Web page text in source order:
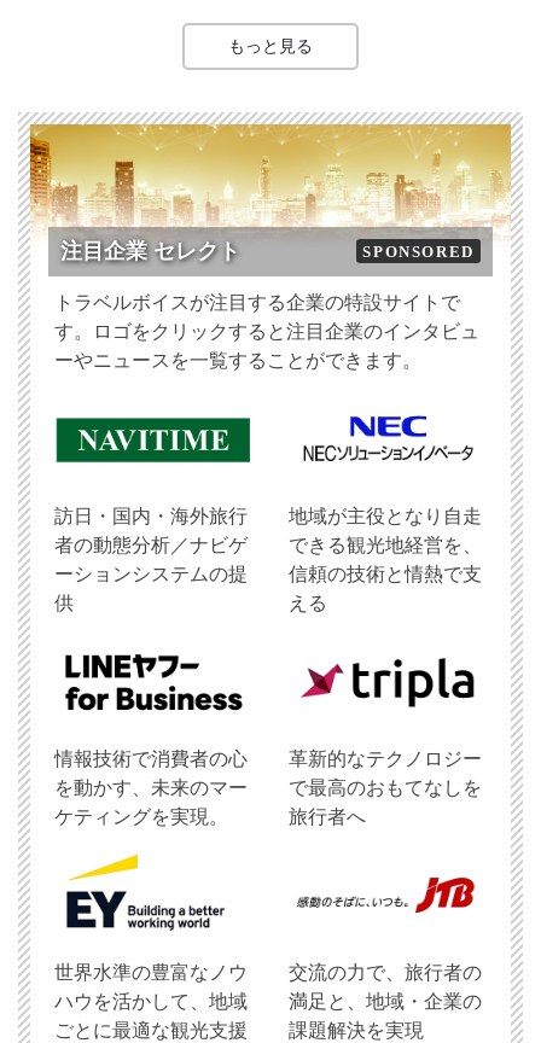
もっと見る
注目企業 セレクト SPONSORED
トラベルボイスが注目する企業の特設サイトで
す。ロゴをクリックすると注目企業のインタビュ
ーやニュースを一覧することができます。
訪日・国内・海外旅行
者の動態分析／ナビゲ
ーションシステムの提
供
地域が主役となり自走
できる観光地経営を、
信頼の技術と情熱で支
える
情報技術で消費者の心
を動かす、未来のマー
ケティングを実現。
革新的なテクノロジー
で最高のおもてなしを
旅行者へ
世界水準の豊富なノウ
ハウを活かして、地域
ごとに最適な観光支援
交流の力で、旅行者の
満足と、地域・企業の
課題解決を実現